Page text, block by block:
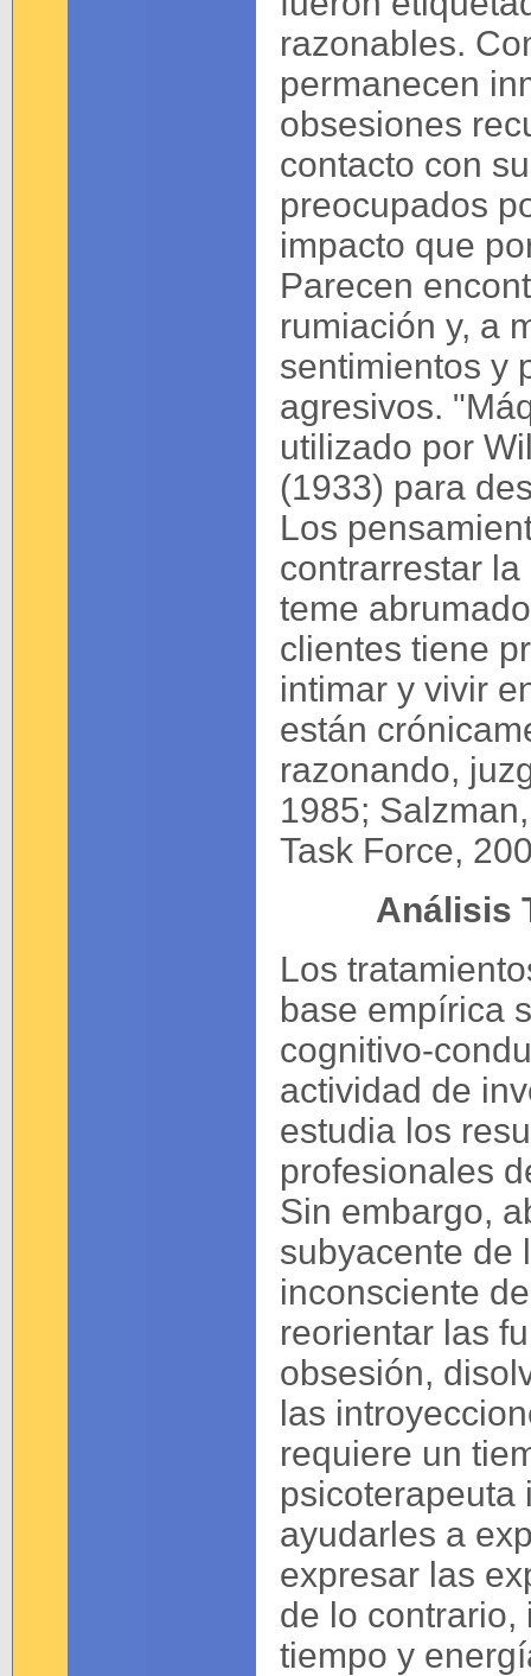
razonables.
permanecen
obsesiones
contacto con
preocupados
impacto que
Parecen
rumiación y, a
sentimientos y
agresivos.
utilizado por
(1933) para
Los
contrarrestar
teme
clientes tiene
intimar y vivir
están
razonando,
1985;
Task Force,
Análisis
Los
base empírica
cognitivo-
actividad de
estudia los
profesionales
Sin embargo,
subyacente de
inconsciente
reorientar las
obsesión,
las
requiere un
psicoterapeuta
ayudarles a
expresar las
de lo contrario,
tiempo y